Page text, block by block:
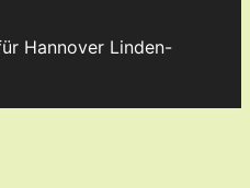
Hannover Linden-